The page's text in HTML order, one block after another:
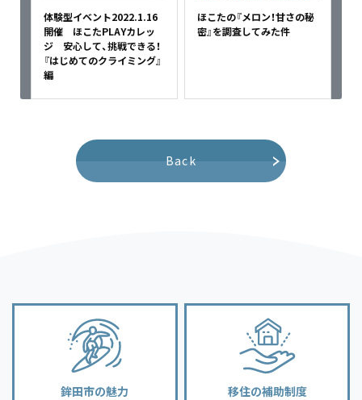
体験型イベント2022.1.16
開催 ほこたPLAYカレッ
ジ 安心して、挑戦できる！
『はじめてのクライミング』
編
ほこたの『メロン！甘さの秘
密』を調査してみた件
Back
鉾田市の魅力 移住の補助制度